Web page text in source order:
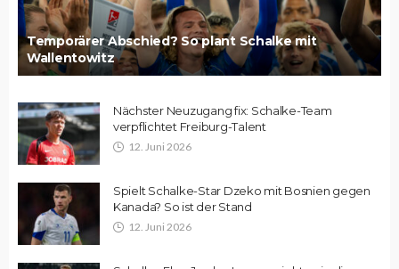
Temporärer Abschied? So plant Schalke mit
Wallentowitz
Nächster Neuzugang fix: Schalke-Team
verpflichtet Freiburg-Talent
12. Juni 2026
Spielt Schalke-Star Dzeko mit Bosnien gegen
Kanada? So ist der Stand
12. Juni 2026